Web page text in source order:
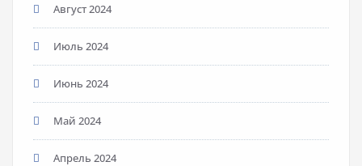
Август 2024
Июль 2024
Июнь 2024
Май 2024
Апрель 2024